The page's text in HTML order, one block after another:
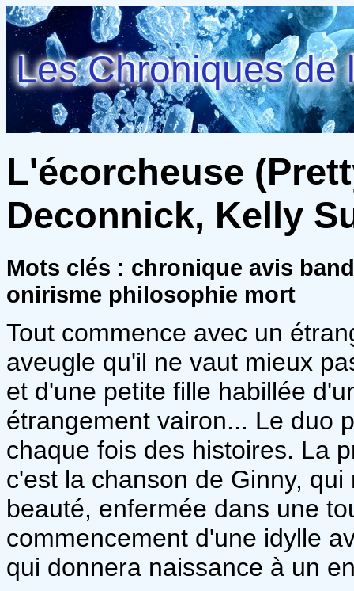
Les Chroniques de
L'écorcheuse
Deconnick, Kelly
Mots clés : chronique avis
onirisme philosophie mort
Tout commence avec un
aveugle qu'il ne vaut mieux
et d'une petite fille habillée
étrangement vairon... Le duo
chaque fois des histoires. La
c'est la chanson de Ginny,
beauté, enfermée dans une
commencement d'une idylle
qui donnera naissance à un